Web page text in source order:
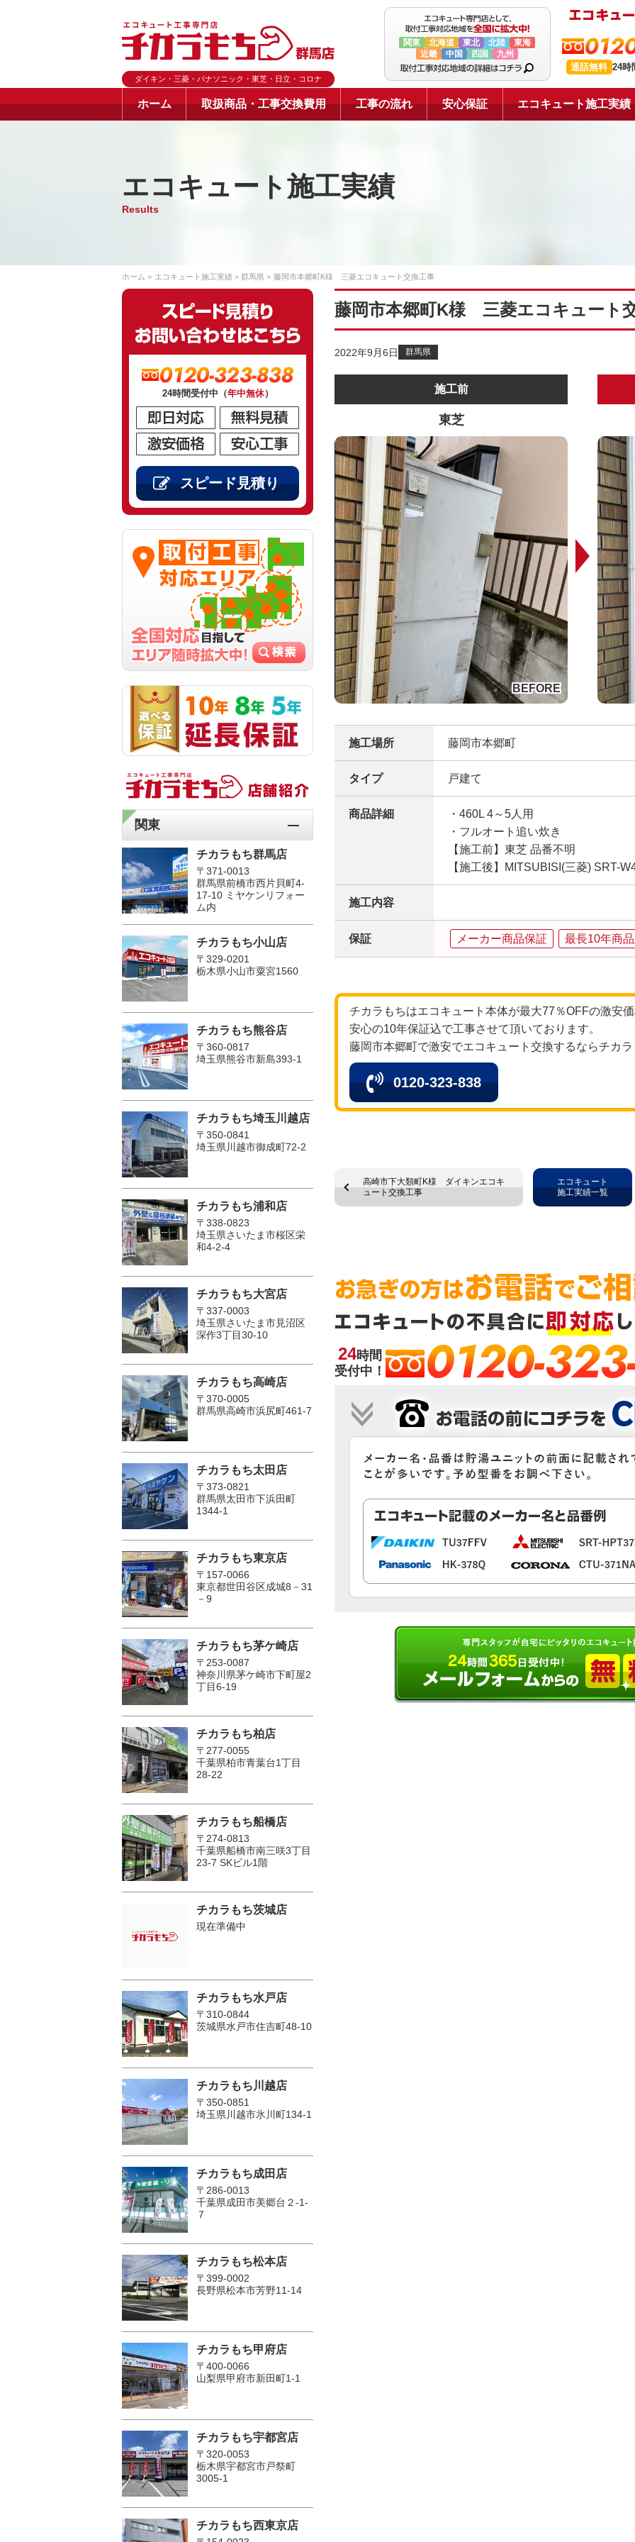
ダイキン・三菱・パナソニック・東芝・日立・コロナ
関東 北海道 東北 北陸
東海
近畿
中国 四国 九州
通話無料 24時
ホーム 取扱商品・工事交換費用 工事の流れ 安心保証 エコキュート施工実績
エコキュート施工実績
Results
ホーム エコキュート施工実績 群馬県 藤岡市本郷町K様 三菱エコキュート交換工事
藤岡市本郷町K様 三菱エコキュート
2022年9月6日 群馬県
施工前
東芝
施工場所 藤岡市本郷町
タイプ 戸建て
商品詳細
・460L 4～5人用
・フルオート追い炊き
【施工前】東芝 品番不明
【施工後】MITSUBISI(三菱) SRT-
施工内容
保証 メーカー商品保証 最長10年商
チカラもちはエコキュート本体が最大77％OFFの激安
安心の10年保証込で工事させて頂いております。
藤岡市本郷町で激安でエコキュート交換するならチカ
0120-323-838
高崎市下大類町K様 ダイキンエコキ
ュート交換工事
エコキュート
施工実績一覧
24時間
受付中！
0120-
0120-323-838
24時間受付中（年中無休）
スピード見積り
関東
チカラもち群馬店
〒371-0013
群馬県前橋市西片貝町4-
17-10 ミヤケンリフォー
ム内
チカラもち小山店
〒329-0201
栃木県小山市粟宮1560
チカラもち熊谷店
〒360-0817
埼玉県熊谷市新島393-1
チカラもち埼玉川越店
〒350-0841
埼玉県川越市御成町72-2
チカラもち浦和店
〒338-0823
埼玉県さいたま市桜区栄
和4-2-4
チカラもち大宮店
〒337-0003
埼玉県さいたま市見沼区
深作3丁目30-10
チカラもち高崎店
〒370-0005
群馬県高崎市浜尻町461-7
チカラもち太田店
〒373-0821
群馬県太田市下浜田町
1344-1
チカラもち東京店
〒157-0066
東京都世田谷区成城8－31
－9
チカラもち茅ケ崎店
〒253-0087
神奈川県茅ケ崎市下町屋2
丁目6-19
チカラもち柏店
〒277-0055
千葉県柏市青葉台1丁目
28-22
チカラもち船橋店
〒274-0813
千葉県船橋市南三咲3丁目
23-7 SKビル1階
チカラもち茨城店
現在準備中
チカラもち水戸店
〒310-0844
茨城県水戸市住吉町48-10
チカラもち川越店
〒350-0851
埼玉県川越市氷川町134-1
チカラもち成田店
〒286-0013
千葉県成田市美郷台２‐1‐
７
チカラもち松本店
〒399-0002
長野県松本市芳野11-14
チカラもち甲府店
〒400-0066
山梨県甲府市新田町1-1
チカラもち宇都宮店
〒320-0053
栃木県宇都宮市戸祭町
3005-1
チカラもち西東京店